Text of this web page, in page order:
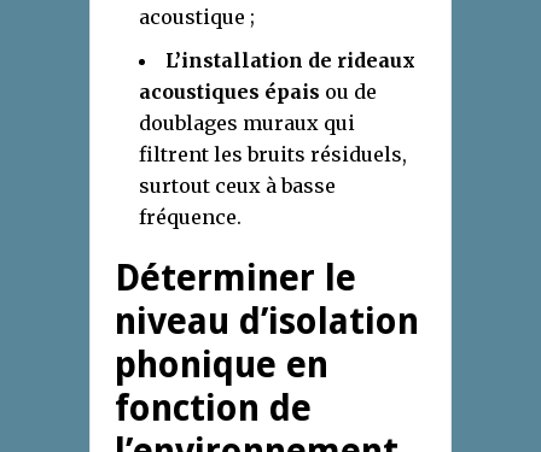
acoustique ;
L’installation de rideaux
acoustiques épais ou de
doublages muraux qui
filtrent les bruits résiduels,
surtout ceux à basse
fréquence.
Déterminer le
niveau d’isolation
phonique en
fonction de